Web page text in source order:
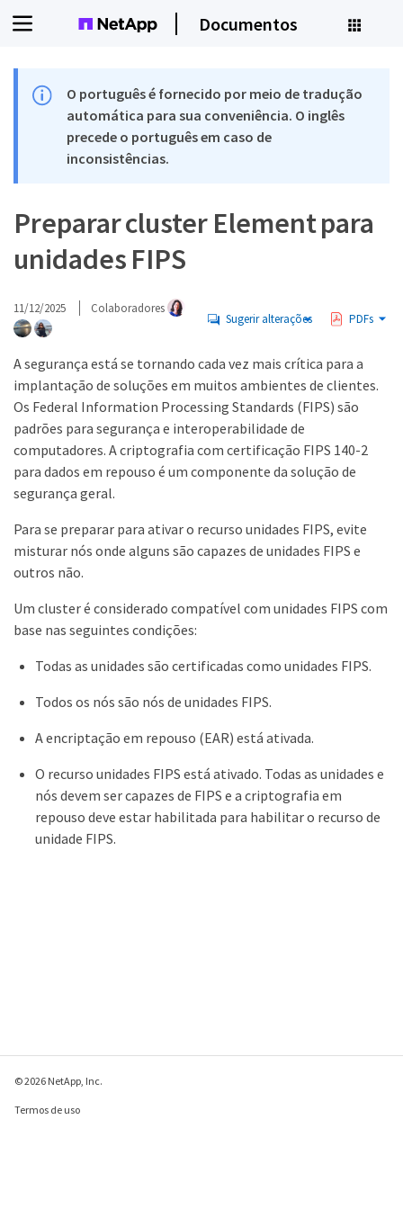
Documentos
O português é fornecido por meio de tradução
automática para sua conveniência. O inglês
precede o português em caso de
inconsistências.
Preparar cluster Element para
unidades FIPS
11/12/2025 Colaboradores
Sugerir alterações PDFs
A segurança está se tornando cada vez mais crítica para a
implantação de soluções em muitos ambientes de clientes.
Os Federal Information Processing Standards (FIPS) são
padrões para segurança e interoperabilidade de
computadores. A criptografia com certificação FIPS 140-2
para dados em repouso é um componente da solução de
segurança geral.
Para se preparar para ativar o recurso unidades FIPS, evite
misturar nós onde alguns são capazes de unidades FIPS e
outros não.
Um cluster é considerado compatível com unidades FIPS com
base nas seguintes condições:
Todas as unidades são certificadas como unidades FIPS.
Todos os nós são nós de unidades FIPS.
A encriptação em repouso (EAR) está ativada.
O recurso unidades FIPS está ativado. Todas as unidades e
nós devem ser capazes de FIPS e a criptografia em
repouso deve estar habilitada para habilitar o recurso de
unidade FIPS.
© 2026 NetApp, Inc.
Termos de uso